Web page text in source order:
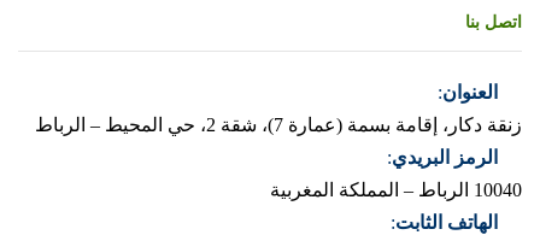
اتصل بنا
العنوان:
زنقة دكار، إقامة بسمة (عمارة 7)، شقة 2، حي المحيط – الرباط
الرمز البريدي:
10040 الرباط – المملكة المغربية
الهاتف الثابت: